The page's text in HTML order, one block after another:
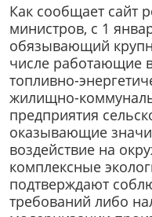
Как сообщает сайт
министров, с 1
обязывающий
числе работающие
топливно-
жилищно-
предприятия
оказывающие
воздействие на
комплексные
подтверждают
требований либо